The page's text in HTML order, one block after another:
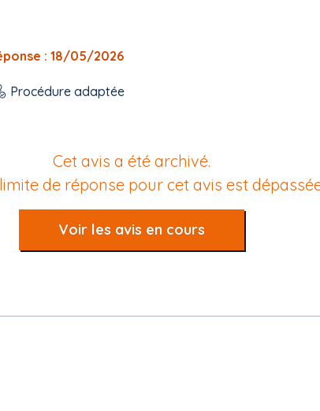
: 18/05/2026
Procédure adaptée
Cet avis a été archivé.
de réponse pour cet avis est
Voir les avis en cours